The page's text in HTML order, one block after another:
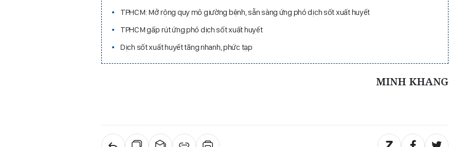
TPHCM: Mở rộng quy mô giường bệnh, sẵn sàng ứng phó dịch sốt xuất huyết
TPHCM gấp rút ứng phó dịch sốt xuất huyết
Dịch sốt xuất huyết tăng nhanh, phức tạp
MINH KHANG